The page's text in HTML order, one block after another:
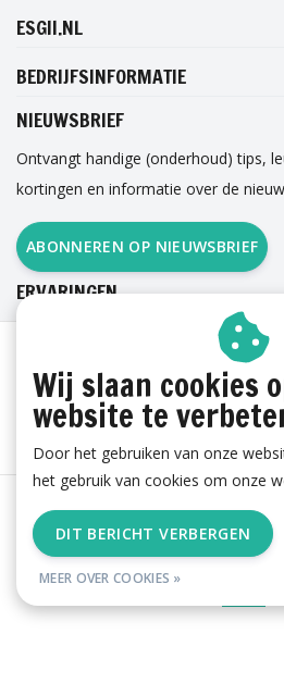
ESGII.NL
BEDRIJFSINFORMATIE
NIEUWSBRIEF
Ontvangt handige (onderhoud) tips,
kortingen en informatie over de
ABONNEREN OP NIEUWSBRIEF
ERVARINGEN
Algemene voorwaarden | Cookies
RSS Feed
© Copyright 2026 - esgii.nl | Realisatie
Wij slaan cookies
website te
Door het gebruiken van onze
het gebruik van cookies om onze
DIT BERICHT VERBERGEN
MEER OVER COOKIES »